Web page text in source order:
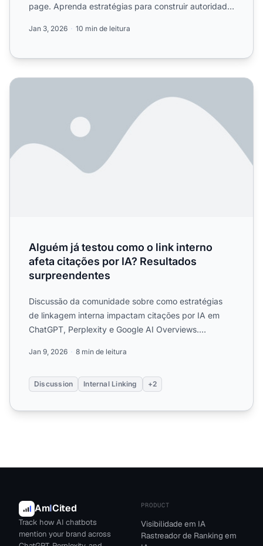
page. Aprenda estratégias para construir autoridade
Jan 3, 2026 10 min de leitura
Alguém já testou como o link interno afeta citações por
Alguém já testou como o link interno
afeta citações por IA? Resultados
surpreendentes
Discussão da comunidade sobre como estratégias
de linkagem interna impactam citações por IA em
ChatGPT, Perplexity e Google AI Overviews.
Jan 9, 2026 8 min de leitura
Discussion Internal Linking +2
AmICited
Track how AI chatbots
mention your brand across
PRODUCT
Visibilidade em IA
Rastreador de Ranking em